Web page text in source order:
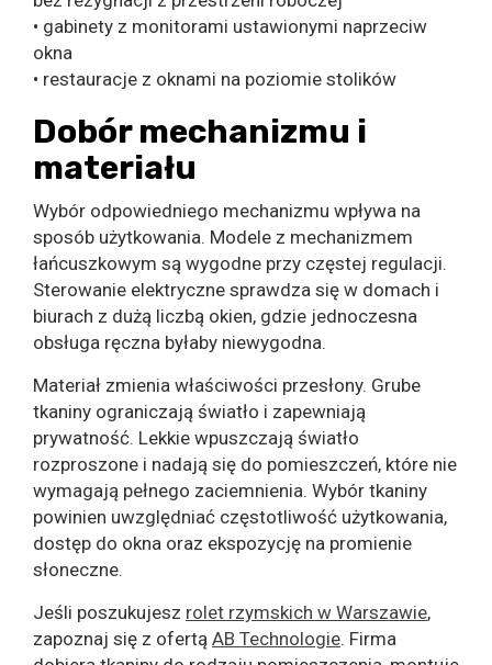
• gabinety z monitorami ustawionymi naprzeciw
okna
• restauracje z oknami na poziomie stolików
Dobór mechanizmu i
materiału
Wybór odpowiedniego mechanizmu wpływa na
sposób użytkowania. Modele z mechanizmem
łańcuszkowym są wygodne przy częstej regulacji.
Sterowanie elektryczne sprawdza się w domach i
biurach z dużą liczbą okien, gdzie jednoczesna
obsługa ręczna byłaby niewygodna.
Materiał zmienia właściwości przesłony. Grube
tkaniny ograniczają światło i zapewniają
prywatność. Lekkie wpuszczają światło
rozproszone i nadają się do pomieszczeń, które nie
wymagają pełnego zaciemnienia. Wybór tkaniny
powinien uwzględniać częstotliwość użytkowania,
dostęp do okna oraz ekspozycję na promienie
słoneczne.
Jeśli poszukujesz rolet rzymskich w Warszawie,
zapoznaj się z ofertą AB Technologie. Firma